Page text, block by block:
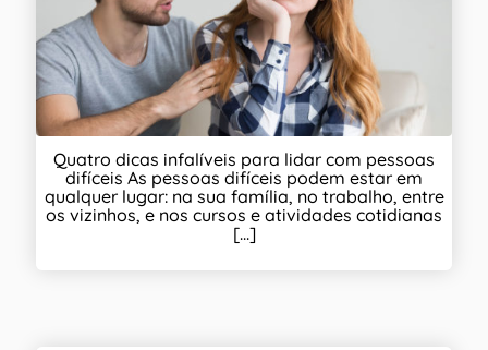
Quatro dicas infalíveis para lidar com pessoas
difíceis As pessoas difíceis podem estar em
qualquer lugar: na sua família, no trabalho, entre
os vizinhos, e nos cursos e atividades cotidianas
[...]